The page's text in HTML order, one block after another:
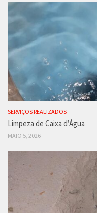
SERVIÇOS REALIZADOS
Limpeza de Caixa d’Água
MAIO 5, 2026